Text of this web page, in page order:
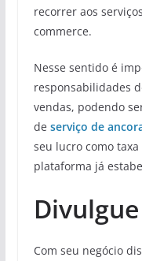
recorrer aos
commerce.
Nesse sentido é
responsabilidades
vendas, podendo
de serviço de
seu lucro como
plataforma já
Com seu negócio